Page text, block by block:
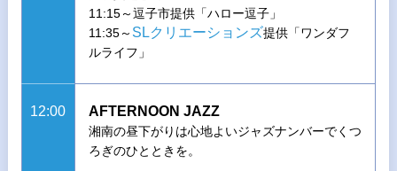
11:15～逗子市提供「ハロー逗子」
11:35～ SLクリエーションズ提供「ワンダフ
ルライフ」
12:00 AFTERNOON JAZZ
湘南の昼下がりは心地よいジャズナンバーでくつ
ろぎのひとときを。